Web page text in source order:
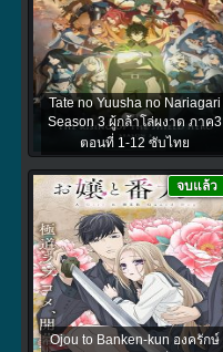
Tate no Yuusha no Nariagari
Season 3 ผู้กล้าโล่ผงาด ภาค3
ตอนที่ 1-12 ซับไทย
Ojou to Banken-kun องครักษ์
จบแล้ว